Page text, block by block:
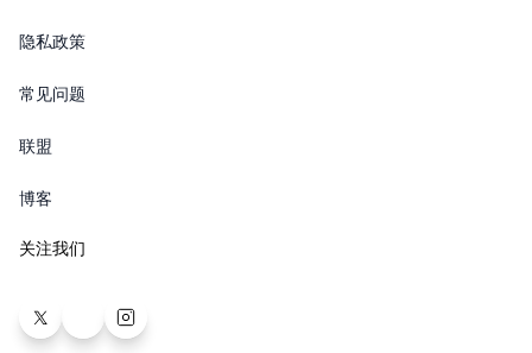
隐私政策
常见问题
联盟
博客
关注我们